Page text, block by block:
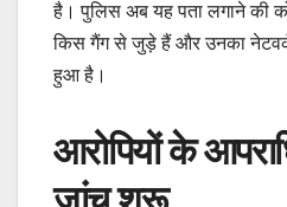
है। पुलिस अब यह पता लगाने की
किस गैंग से जुड़े हैं और उनका
हुआ है।
आरोपियों के